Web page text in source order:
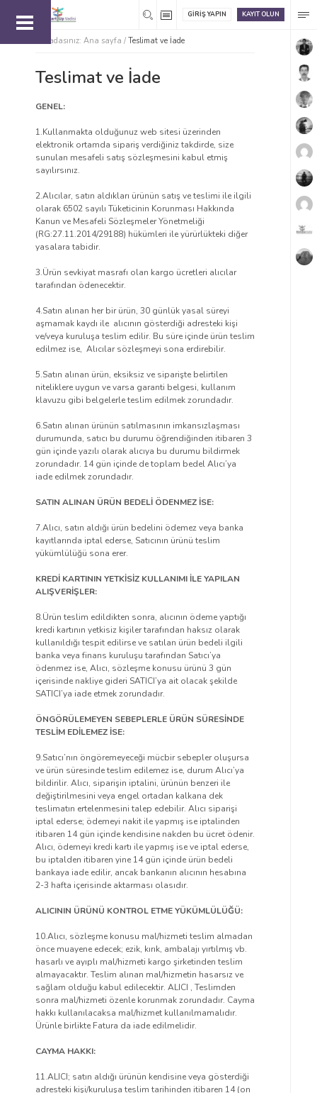
KAYIT OLUN
GIRIŞ YAPIN
Buradasınız: Ana sayfa / Teslimat ve İade
Teslimat ve İade
GENEL:
1.Kullanmakta olduğunuz web sitesi üzerinden
elektronik ortamda sipariş verdiğiniz takdirde, size
sunulan mesafeli satış sözleşmesini kabul etmiş
sayılırsınız.
2.Alıcılar, satın aldıkları ürünün satış ve teslimi ile ilgili
olarak 6502 sayılı Tüketicinin Korunması Hakkında
Kanun ve Mesafeli Sözleşmeler Yönetmeliği
(RG:27.11.2014/29188) hükümleri ile yürürlükteki diğer
yasalara tabidir.
3.Ürün sevkiyat masrafı olan kargo ücretleri alıcılar
tarafından ödenecektir.
4.Satın alınan her bir ürün, 30 günlük yasal süreyi
aşmamak kaydı ile alıcının gösterdiği adresteki kişi
ve/veya kuruluşa teslim edilir. Bu süre içinde ürün teslim
edilmez ise, Alıcılar sözleşmeyi sona erdirebilir.
5.Satın alınan ürün, eksiksiz ve siparişte belirtilen
niteliklere uygun ve varsa garanti belgesi, kullanım
klavuzu gibi belgelerle teslim edilmek zorundadır.
6.Satın alınan ürünün satılmasının imkansızlaşması
durumunda, satıcı bu durumu öğrendiğinden itibaren 3
gün içinde yazılı olarak alıcıya bu durumu bildirmek
zorundadır. 14 gün içinde de toplam bedel Alıcı’ya
iade edilmek zorundadır.
SATIN ALINAN ÜRÜN BEDELİ ÖDENMEZ İSE:
7.Alıcı, satın aldığı ürün bedelini ödemez veya banka
kayıtlarında iptal ederse, Satıcının ürünü teslim
yükümlülüğü sona erer.
KREDİ KARTININ YETKİSİZ KULLANIMI İLE YAPILAN
ALIŞVERİŞLER:
8.Ürün teslim edildikten sonra, alıcının ödeme yaptığı
kredi kartının yetkisiz kişiler tarafından haksız olarak
kullanıldığı tespit edilirse ve satılan ürün bedeli ilgili
banka veya finans kuruluşu tarafından Satıcı’ya
ödenmez ise, Alıcı, sözleşme konusu ürünü 3 gün
içerisinde nakliye gideri SATICI’ya ait olacak şekilde
SATICI’ya iade etmek zorundadır.
ÖNGÖRÜLEMEYEN SEBEPLERLE ÜRÜN SÜRESİNDE
TESLİM EDİLEMEZ İSE:
9.Satıcı’nın öngöremeyeceği mücbir sebepler oluşursa
ve ürün süresinde teslim edilemez ise, durum Alıcı’ya
bildirilir. Alıcı, siparişin iptalini, ürünün benzeri ile
değiştirilmesini veya engel ortadan kalkana dek
teslimatın ertelenmesini talep edebilir. Alıcı siparişi
iptal ederse; ödemeyi nakit ile yapmış ise iptalinden
itibaren 14 gün içinde kendisine nakden bu ücret ödenir.
Alıcı, ödemeyi kredi kartı ile yapmış ise ve iptal ederse,
bu iptalden itibaren yine 14 gün içinde ürün bedeli
bankaya iade edilir, ancak bankanın alıcının hesabına
2-3 hafta içerisinde aktarması olasıdır.
ALICININ ÜRÜNÜ KONTROL ETME YÜKÜMLÜLÜĞÜ:
10.Alıcı, sözleşme konusu mal/hizmeti teslim almadan
önce muayene edecek; ezik, kırık, ambalajı yırtılmış vb.
hasarlı ve ayıplı mal/hizmeti kargo şirketinden teslim
almayacaktır. Teslim alınan mal/hizmetin hasarsız ve
sağlam olduğu kabul edilecektir. ALICI , Teslimden
sonra mal/hizmeti özenle korunmak zorundadır. Cayma
hakkı kullanılacaksa mal/hizmet kullanılmamalıdır.
Ürünle birlikte Fatura da iade edilmelidir.
CAYMA HAKKI:
11.ALICI; satın aldığı ürünün kendisine veya gösterdiği
adresteki kişi/kuruluşa teslim tarihinden itibaren 14 (on